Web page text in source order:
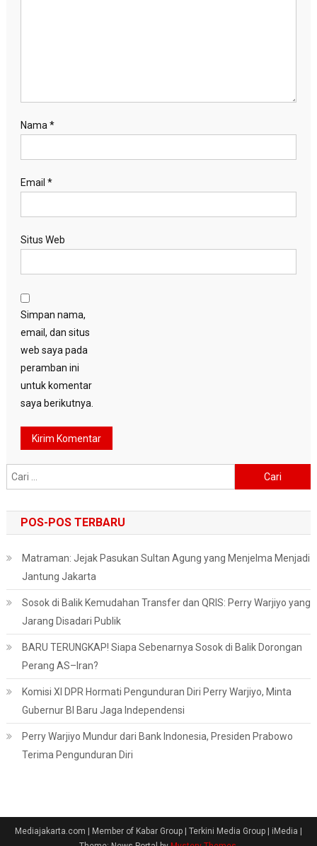
Nama *
Email *
Situs Web
Simpan nama,
email, dan situs
web saya pada
peramban ini
untuk komentar
saya berikutnya.
untuk:
POS-POS TERBARU
Matraman: Jejak Pasukan Sultan Agung yang Menjelma Menjadi
Jantung Jakarta
Sosok di Balik Kemudahan Transfer dan QRIS: Perry Warjiyo yang
Jarang Disadari Publik
BARU TERUNGKAP! Siapa Sebenarnya Sosok di Balik Dorongan
Perang AS–Iran?
Komisi XI DPR Hormati Pengunduran Diri Perry Warjiyo, Minta
Gubernur BI Baru Jaga Independensi
Perry Warjiyo Mundur dari Bank Indonesia, Presiden Prabowo
Terima Pengunduran Diri
Mediajakarta.com | Member of Kabar Group | Terkini Media Group | iMedia